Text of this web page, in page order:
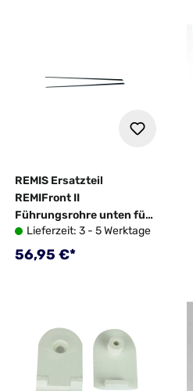
REMIS Ersatzteil
REMIFront II
Führungsrohre unten für
Fiat Ducato - 10017708
Lieferzeit: 3 - 5 Werktage
Regulärer Preis:
56,95 €*